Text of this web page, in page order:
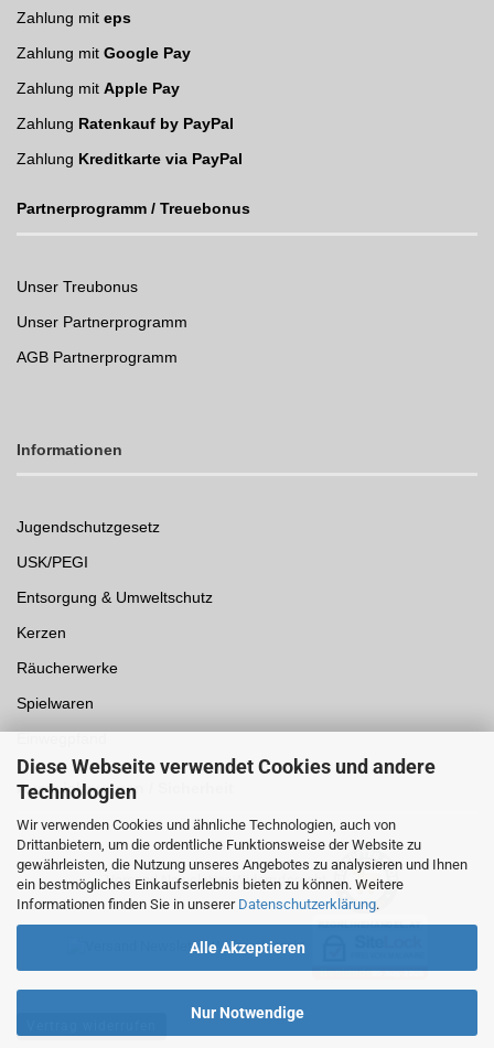
Diese Webseite verwendet Cookies und andere
Technologien
Wir verwenden Cookies und ähnliche Technologien, auch von
Drittanbietern, um die ordentliche Funktionsweise der Website zu
gewährleisten, die Nutzung unseres Angebotes zu analysieren und Ihnen
ein bestmögliches Einkaufserlebnis bieten zu können. Weitere
Informationen finden Sie in unserer Datenschutzerklärung.
Alle Akzeptieren
Nur Notwendige
Zahlung mit eps
Zahlung mit Google Pay
Zahlung mit Apple Pay
Zahlung Ratenkauf by PayPal
Zahlung Kreditkarte via PayPal
Partnerprogramm / Treuebonus
Unser Treubonus
Unser Partnerprogramm
AGB Partnerprogramm
Informationen
Jugendschutzgesetz
USK/PEGI
Entsorgung & Umweltschutz
Kerzen
Räucherwerke
Spielwaren
Auszeichnungen /